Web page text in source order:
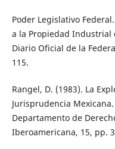
Poder Legislativo
a la Propiedad Industrial
Diario Oficial de la
115.
Rangel, D. (1983). La
Jurisprudencia
Departamento de
Iberoamericana, 15, pp.